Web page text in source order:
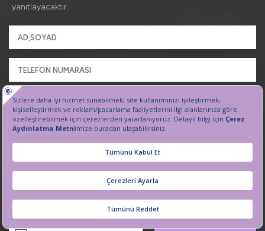
yanıtlayacaktır.
İşlenen kişisel verilerinize ilişkin detaylı bilgilereHasta
Aydınlatma Metni’nden ulaşabilirsiniz.